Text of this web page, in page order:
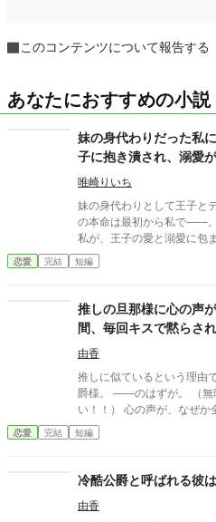
このコンテンツについて報告する
あなたにおすすめの小説
妹の身代わりだった私
子に抱き潰され、溺愛
きっかけになった少年
唯崎りいち
妹の身代わりとして王子と
の本命は最初から私で――
私が、王子の愛と溺愛に包
ンタジー。妹や家族との誤
胸キュンが止まらない物語。
恋愛 完結 短編
推しの旦那様に心の声
間、毎回キスで黙らさ
由香
推しに似ているという理由
爵様。 ――のはずが。 （無理、顔が良すぎるんだけど！？尊
い！！） 心の声が、なぜか全部本人に聞こえていた。 必死に取り
繕うも時すでに遅し。 暴走
なぜか――キスしてくる。 「黙らせるのにちょうどいい」 いや全
声だだ漏れ令嬢 甘くて騒が
恋愛 完結 短編
冷酷公爵と呼ばれる彼
由香